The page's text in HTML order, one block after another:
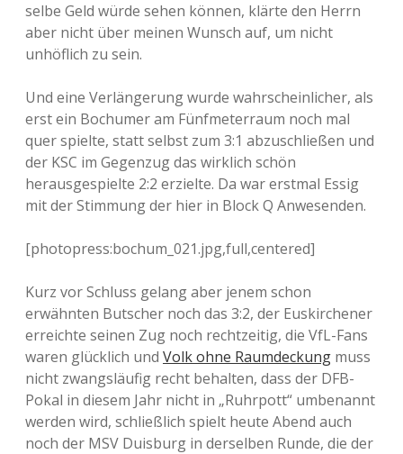
selbe Geld würde sehen können, klärte den Herrn
aber nicht über meinen Wunsch auf, um nicht
unhöflich zu sein.
Und eine Verlängerung wurde wahrscheinlicher, als
erst ein Bochumer am Fünfmeterraum noch mal
quer spielte, statt selbst zum 3:1 abzuschließen und
der KSC im Gegenzug das wirklich schön
herausgespielte 2:2 erzielte. Da war erstmal Essig
mit der Stimmung der hier in Block Q Anwesenden.
[photopress:bochum_021.jpg,full,centered]
Kurz vor Schluss gelang aber jenem schon
erwähnten Butscher noch das 3:2, der Euskirchener
erreichte seinen Zug noch rechtzeitig, die VfL-Fans
waren glücklich und Volk ohne Raumdeckung muss
nicht zwangsläufig recht behalten, dass der DFB-
Pokal in diesem Jahr nicht in „Ruhrpott“ umbenannt
werden wird, schließlich spielt heute Abend auch
noch der MSV Duisburg in derselben Runde, die der